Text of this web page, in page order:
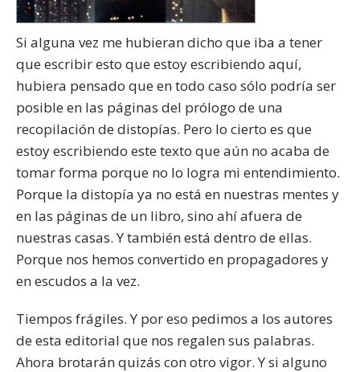
Si alguna vez me hubieran dicho que iba a tener
que escribir esto que estoy escribiendo aquí,
hubiera pensado que en todo caso sólo podría ser
posible en las páginas del prólogo de una
recopilación de distopías. Pero lo cierto es que
estoy escribiendo este texto que aún no acaba de
tomar forma porque no lo logra mi entendimiento.
Porque la distopía ya no está en nuestras mentes y
en las páginas de un libro, sino ahí afuera de
nuestras casas. Y también está dentro de ellas.
Porque nos hemos convertido en propagadores y
en escudos a la vez.
Tiempos frágiles. Y por eso pedimos a los autores
de esta editorial que nos regalen sus palabras.
Ahora brotarán quizás con otro vigor. Y si alguno